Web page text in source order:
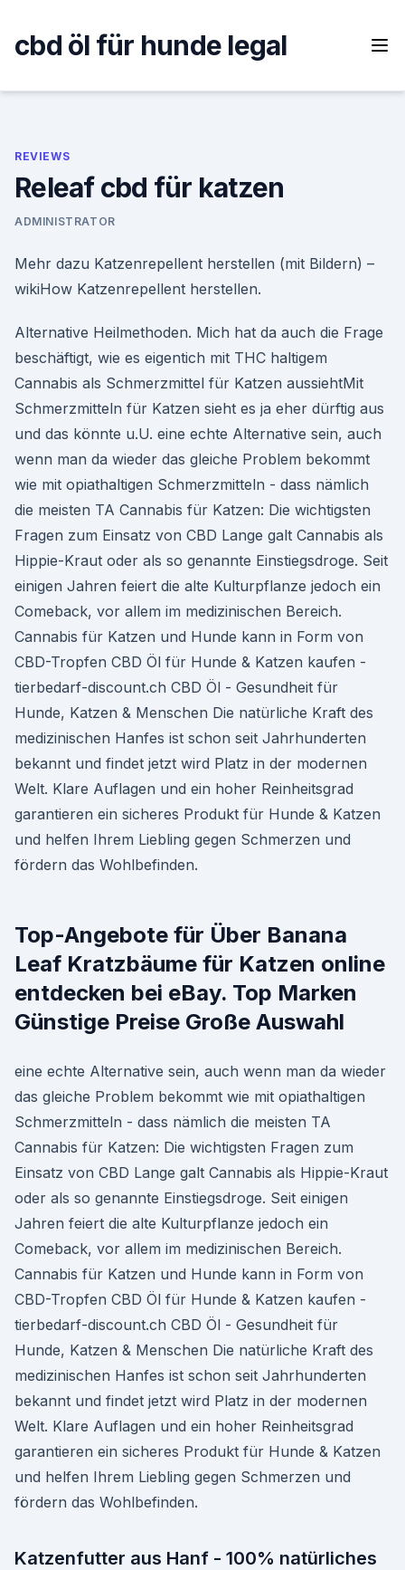
content
cbd öl für hunde legal
REVIEWS
Releaf cbd für katzen
ADMINISTRATOR
Mehr dazu Katzenrepellent herstellen (mit Bildern) –
wikiHow Katzenrepellent herstellen.
Alternative Heilmethoden. Mich hat da auch die Frage
beschäftigt, wie es eigentich mit THC haltigem
Cannabis als Schmerzmittel für Katzen aussiehtMit
Schmerzmitteln für Katzen sieht es ja eher dürftig aus
und das könnte u.U. eine echte Alternative sein, auch
wenn man da wieder das gleiche Problem bekommt
wie mit opiathaltigen Schmerzmitteln - dass nämlich
die meisten TA Cannabis für Katzen: Die wichtigsten
Fragen zum Einsatz von CBD Lange galt Cannabis als
Hippie-Kraut oder als so genannte Einstiegsdroge. Seit
einigen Jahren feiert die alte Kulturpflanze jedoch ein
Comeback, vor allem im medizinischen Bereich.
Cannabis für Katzen und Hunde kann in Form von
CBD-Tropfen CBD Öl für Hunde & Katzen kaufen -
tierbedarf-discount.ch CBD Öl - Gesundheit für
Hunde, Katzen & Menschen Die natürliche Kraft des
medizinischen Hanfes ist schon seit Jahrhunderten
bekannt und findet jetzt wird Platz in der modernen
Welt. Klare Auflagen und ein hoher Reinheitsgrad
garantieren ein sicheres Produkt für Hunde & Katzen
und helfen Ihrem Liebling gegen Schmerzen und
fördern das Wohlbefinden.
Top-Angebote für Über Banana
Leaf Kratzbäume für Katzen online
entdecken bei eBay. Top Marken
Günstige Preise Große Auswahl
eine echte Alternative sein, auch wenn man da wieder
das gleiche Problem bekommt wie mit opiathaltigen
Schmerzmitteln - dass nämlich die meisten TA
Cannabis für Katzen: Die wichtigsten Fragen zum
Einsatz von CBD Lange galt Cannabis als Hippie-Kraut
oder als so genannte Einstiegsdroge. Seit einigen
Jahren feiert die alte Kulturpflanze jedoch ein
Comeback, vor allem im medizinischen Bereich.
Cannabis für Katzen und Hunde kann in Form von
CBD-Tropfen CBD Öl für Hunde & Katzen kaufen -
tierbedarf-discount.ch CBD Öl - Gesundheit für
Hunde, Katzen & Menschen Die natürliche Kraft des
medizinischen Hanfes ist schon seit Jahrhunderten
bekannt und findet jetzt wird Platz in der modernen
Welt. Klare Auflagen und ein hoher Reinheitsgrad
garantieren ein sicheres Produkt für Hunde & Katzen
und helfen Ihrem Liebling gegen Schmerzen und
fördern das Wohlbefinden.
Katzenfutter aus Hanf - 100% natürliches